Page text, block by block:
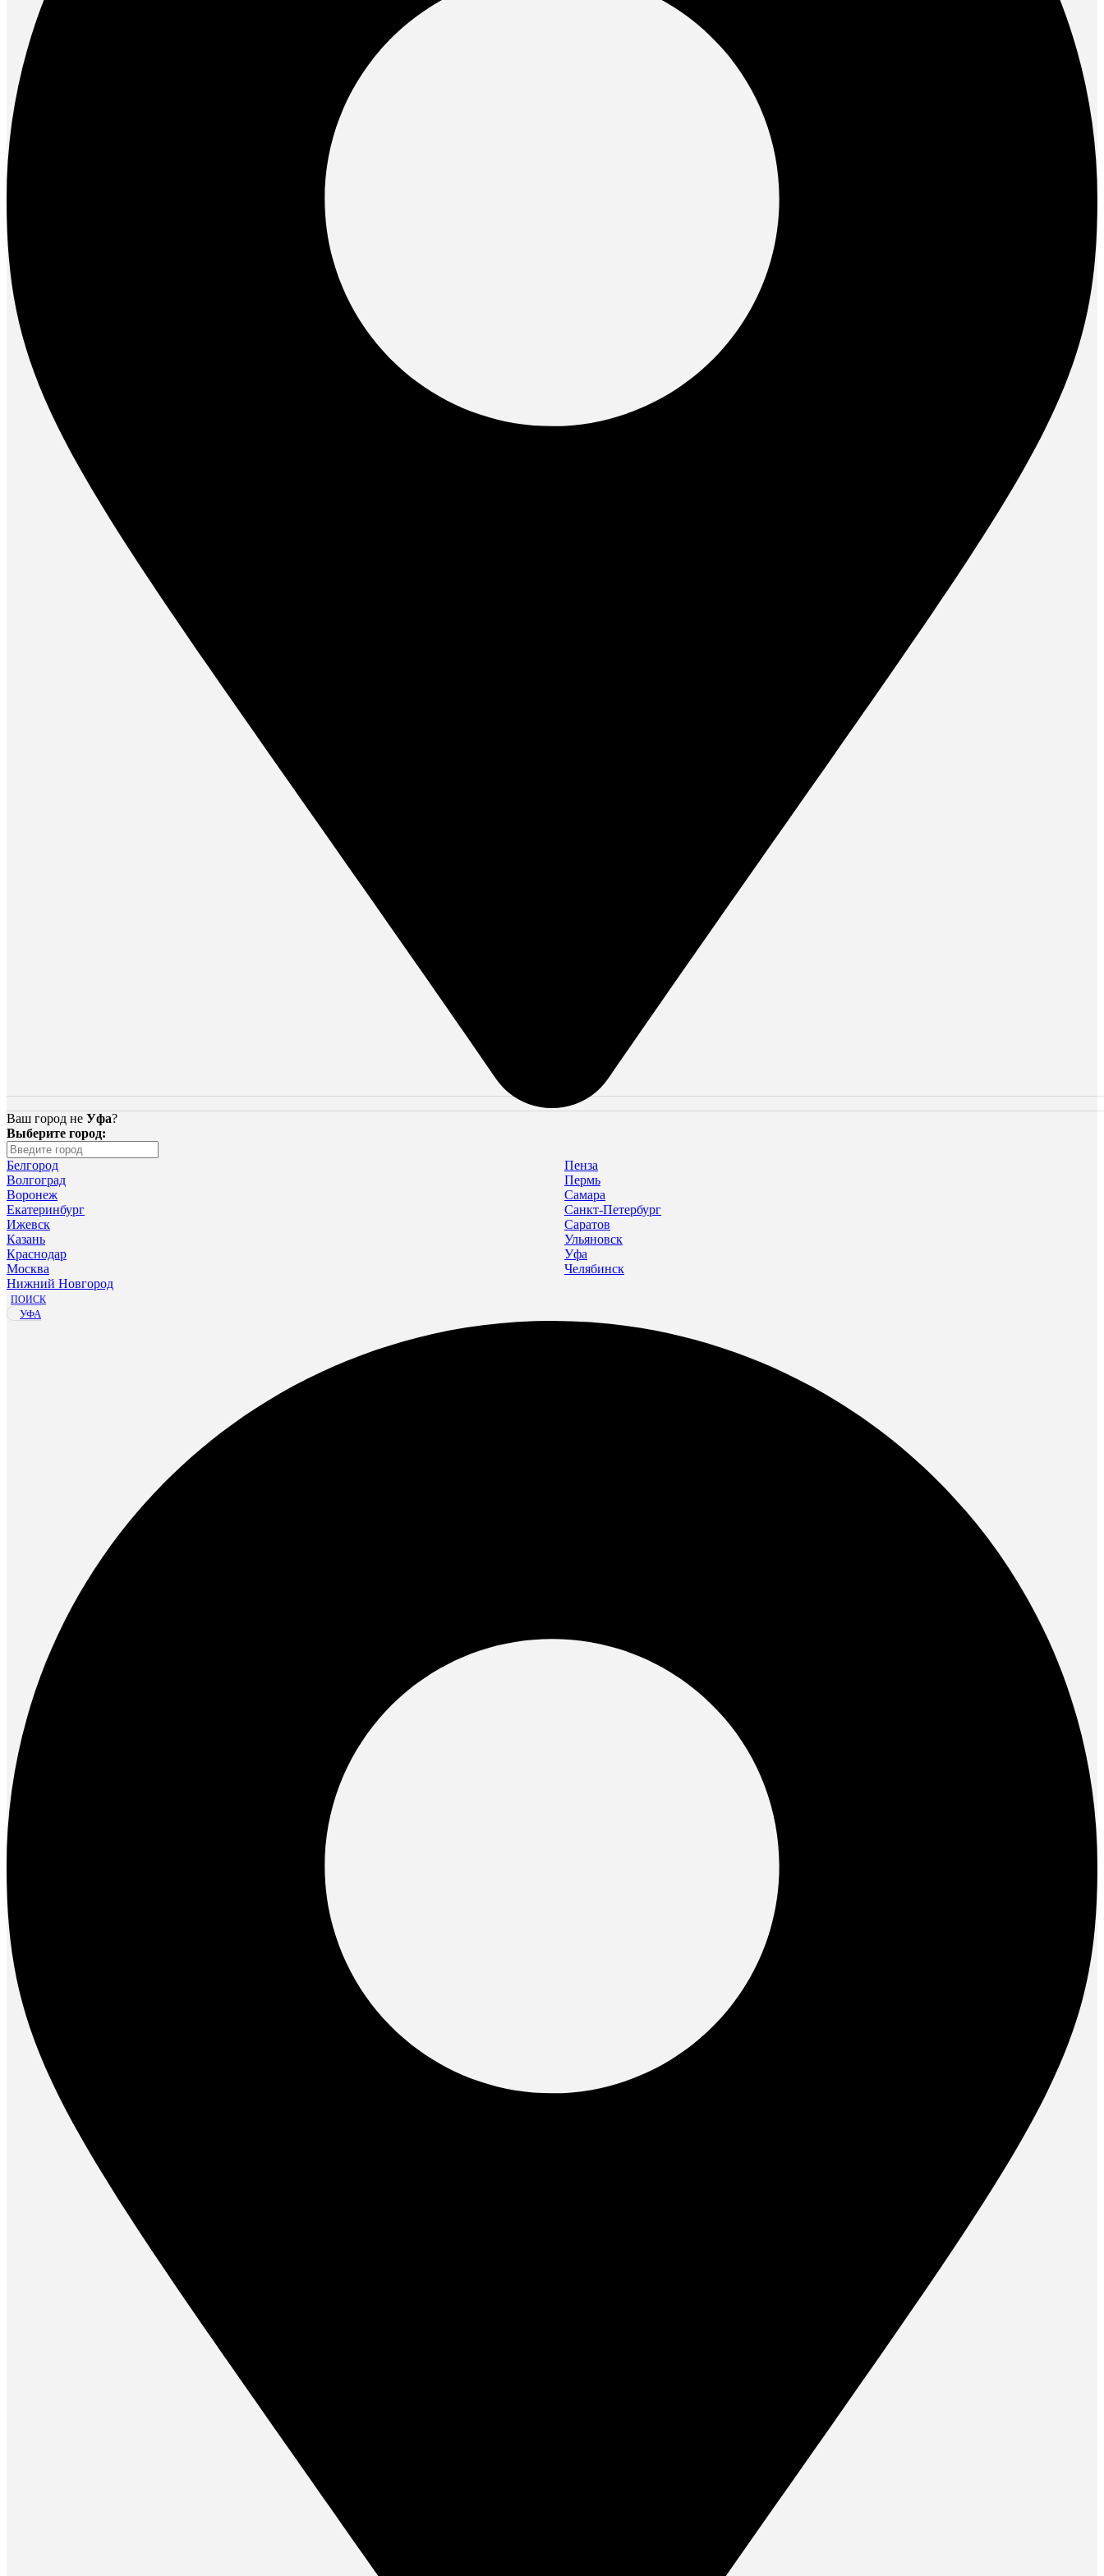
Ваш город не Уфа?
Выберите город:
Белгород
Волгоград
Воронеж
Екатеринбург
Ижевск
Казань
Краснодар
Москва
Нижний Новгород
Пенза
Пермь
Самара
Санкт-Петербург
Саратов
Ульяновск
Уфа
Челябинск
ПОИСК
УФА